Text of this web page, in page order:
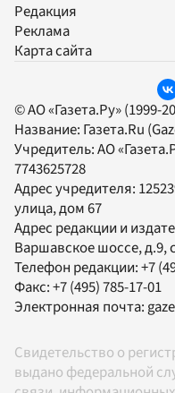
Редакция
Реклама
Карта сайта
© АО «Газета.Ру» (1999-
Название: Газета.Ru
Учредитель:АО
7743625728
Адрес учредителя:
улица, дом 67
Адрес редакции и
Варшавское шоссе, д.9,
Телефон редакции:+7
Факс:+7 (495) 785-17-01
Электронная почта:
Свидетельство о
выдано федеральной